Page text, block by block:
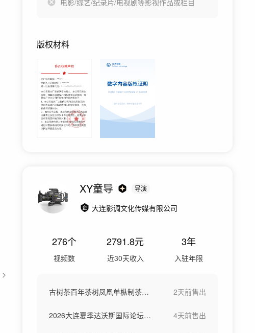
电影/综艺/纪录片/电视剧等影视作品或栏目
版权材料
XY童导 导演
大连影调文化传媒有限公司
276个
视频数
2791.8元
近30天收入
3年
入驻年限
古树茶百年茶树凤凰单枞制茶工艺 2天前售出
2026大连夏季达沃斯国际论坛领军者年会 4天前售出